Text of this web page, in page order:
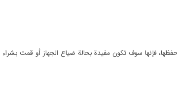
فإنها سوف تكون مفيدة بحالة ضياع الجهاز أو قمت